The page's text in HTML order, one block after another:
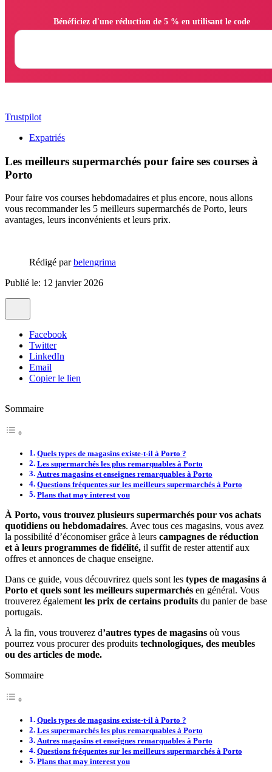
Trustpilot
Expatriés
Les meilleurs supermarchés pour faire ses courses à
Porto
Pour faire vos courses hebdomadaires et plus encore, nous allons
vous recommander les 5 meilleurs supermarchés de Porto, leurs
avantages, leurs inconvénients et leurs prix.
Rédigé parbelengrima
Publié le: 12 janvier 2026
Facebook
Twitter
LinkedIn
Email
Copier le lien
Sommaire
Quels types de magasins existe-t-il à Porto ?
Les supermarchés les plus remarquables à Porto
Autres magasins et enseignes remarquables à Porto
Questions fréquentes sur les meilleurs supermarchés à Porto
Plans that may interest you
À Porto, vous trouvez plusieurs supermarchés pour vos achats
quotidiens ou hebdomadaires. Avec tous ces magasins, vous avez
la possibilité d’économiser grâce à leurs campagnes de réduction
et à leurs programmes de fidélité, il suffit de rester attentif aux
offres et annonces de chaque enseigne.
Dans ce guide, vous découvrirez quels sont les types de magasins à
Porto et quels sont les meilleurs supermarchés en général. Vous
trouverez égalementles prix de certains produits du panier de base
portugais.
À la fin, vous trouverez d’autres types de magasins où vous
pourrez vous procurer des produits technologiques, des meubles
ou des articles de mode.
Sommaire
Quels types de magasins existe-t-il à Porto ?
Les supermarchés les plus remarquables à Porto
Autres magasins et enseignes remarquables à Porto
Questions fréquentes sur les meilleurs supermarchés à Porto
Plans that may interest you